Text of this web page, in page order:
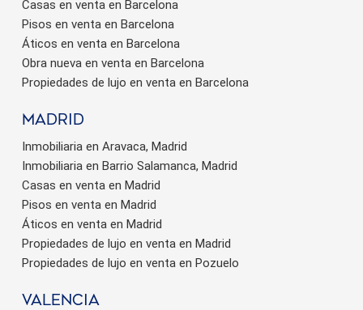
Casas en venta en Barcelona
Pisos en venta en Barcelona
Áticos en venta en Barcelona
Obra nueva en venta en Barcelona
Propiedades de lujo en venta en Barcelona
Madrid
Inmobiliaria en Aravaca, Madrid
Inmobiliaria en Barrio Salamanca, Madrid
Casas en venta en Madrid
Pisos en venta en Madrid
Áticos en venta en Madrid
Propiedades de lujo en venta en Madrid
Propiedades de lujo en venta en Pozuelo
valencia